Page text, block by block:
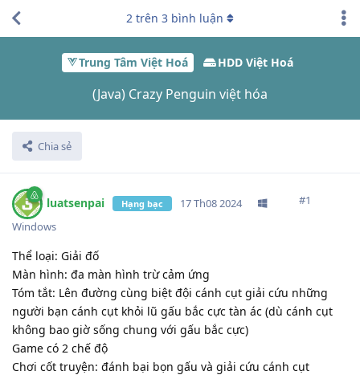
Trung Tâm Việt Hoá HDD Việt Hoá
(Java) Crazy Penguin việt hóa
Chia sẻ
2 trên 3 bình luận
luatsenpai Hạng bạc 17 Th08 2024 #1
Windows
Thể loại: Giải đố
Màn hình: đa màn hình trừ cảm ứng
Tóm tắt: Lên đường cùng biệt đội cánh cụt giải cứu những
người bạn cánh cụt khỏi lũ gấu bắc cực tàn ác (dù cánh cụt
không bao giờ sống chung với gấu bắc cực)
Game có 2 chế độ
Chơi cốt truyện: đánh bại bọn gấu và giải cứu cánh cụt